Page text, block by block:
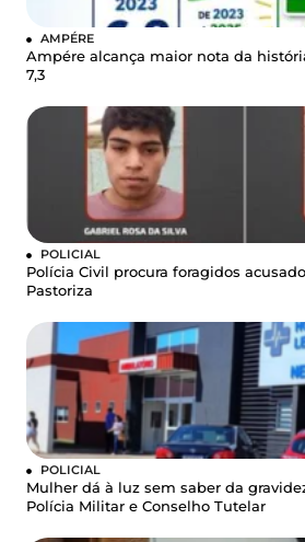
AMPÉRE
Ampére alcança maior nota da
7,3
POLICIAL
Polícia Civil procura foragidos
Pastoriza
POLICIAL
Mulher dá à luz sem saber da
Polícia Militar e Conselho Tutelar